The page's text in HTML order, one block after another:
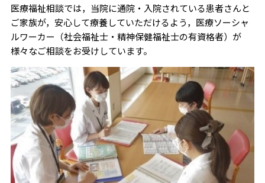
医療福祉相談では，当院に通院・入院されている患者さんと
ご家族が，安心して療養していただけるよう，医療ソーシャ
ルワーカー（社会福祉士・精神保健福祉士の有資格者）が
様々なご相談をお受けしています。